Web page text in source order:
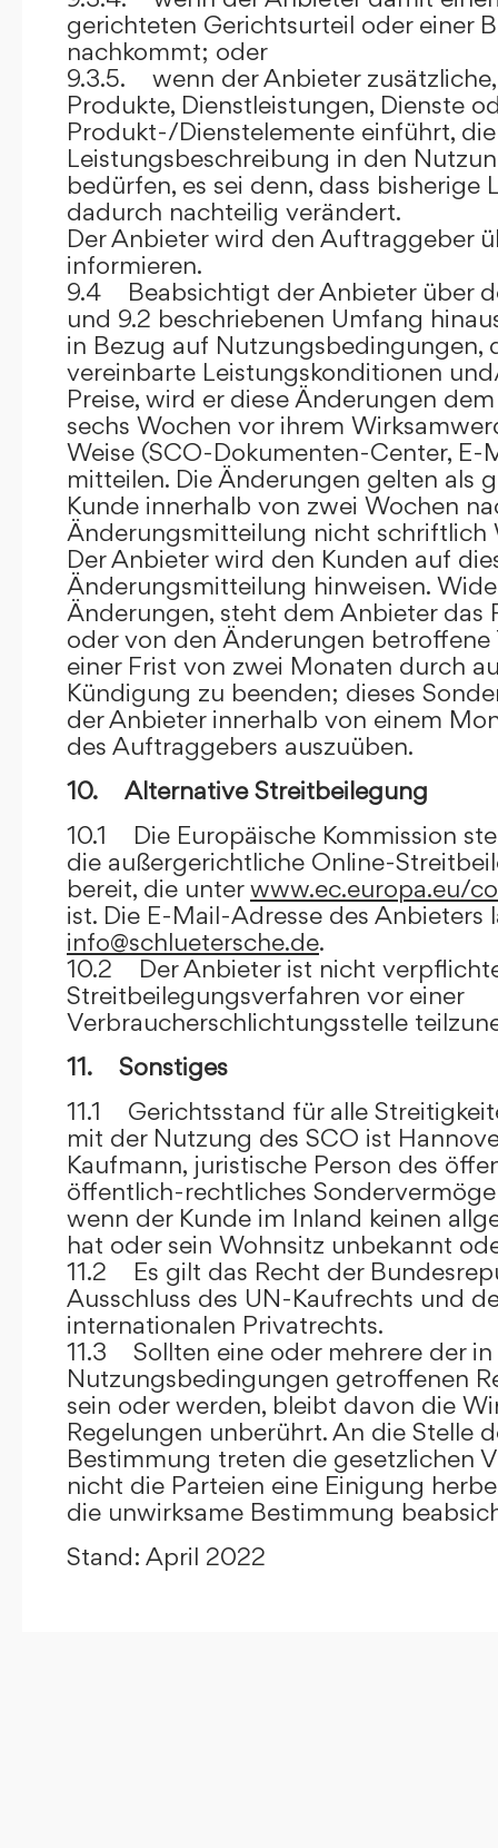
gerichteten Gerichtsurteil oder einer
nachkommt; oder
9.3.5. wenn der Anbieter
Produkte, Dienstleistungen, Dienste
Produkt-/Dienstelemente einführt,
Leistungsbeschreibung in den
bedürfen, es sei denn, dass bisherige
dadurch nachteilig verändert.
Der Anbieter wird den Auftraggeber
informieren.
9.4 Beabsichtigt der Anbieter über
und 9.2 beschriebenen Umfang
in Bezug auf Nutzungsbedingungen,
vereinbarte Leistungskonditionen
Preise, wird er diese Änderungen
sechs Wochen vor ihrem
Weise (SCO-Dokumenten-Center, E-
mitteilen. Die Änderungen gelten als
Kunde innerhalb von zwei Wochen
Änderungsmitteilung nicht schriftlich
Der Anbieter wird den Kunden auf
Änderungsmitteilung hinweisen.
Änderungen, steht dem Anbieter das
oder von den Änderungen betroffene
einer Frist von zwei Monaten durch
Kündigung zu beenden; dieses
der Anbieter innerhalb von einem
des Auftraggebers auszuüben.
10. Alternative Streitbeilegung
10.1 Die Europäische Kommission
die außergerichtliche Online-
bereit, die unterwww.ec.europa.eu/
ist. Die E-Mail-Adresse des Anbieters
info@schluetersche.de.
10.2 Der Anbieter ist nicht
Streitbeilegungsverfahren vor einer
Verbraucherschlichtungsstelle
11. Sonstiges
11.1 Gerichtsstand für alle
mit der Nutzung des SCO ist
Kaufmann, juristische Person des
öffentlich-rechtliches
wenn der Kunde im Inland keinen
hat oder sein Wohnsitz unbekannt
11.2 Es gilt das Recht der
Ausschluss des UN-Kaufrechts und
internationalen Privatrechts.
11.3 Sollten eine oder mehrere der in
Nutzungsbedingungen getroffenen
sein oder werden, bleibt davon die
Regelungen unberührt. An die Stelle
Bestimmung treten die gesetzlichen
nicht die Parteien eine Einigung
die unwirksame Bestimmung
Stand: April 2022